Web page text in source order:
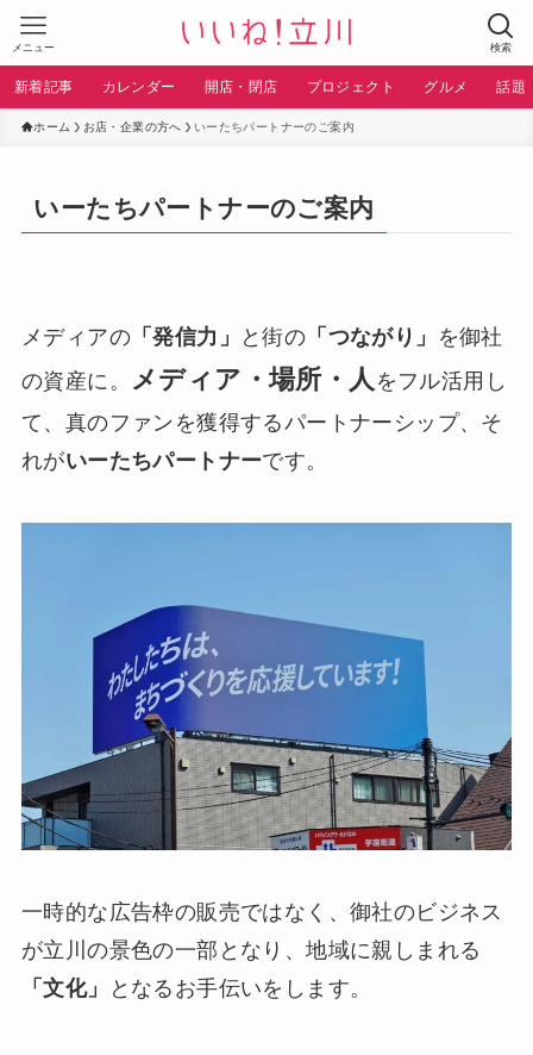
検索
メニュー
新着記事 カレンダー 開店・閉店 プロジェクト グルメ 話題
ホーム お店・企業の方へ いーたちパートナーのご案内
いーたちパートナーのご案内
メディアの「発信力」 と街の 「つながり」
を御社
の資産に。
メディア・場所・人 をフル活用し
て、真のファンを獲得するパートナーシップ、そ
れがいーたちパートナーです。
一時的な広告枠の販売ではなく、御社のビジネス
が立川の景色の一部となり、地域に親しまれる
「文化」
となるお手伝いをします。